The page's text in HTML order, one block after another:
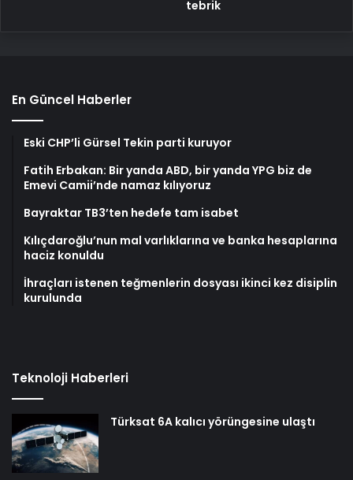
tebrik
En Güncel Haberler
Eski CHP’li Gürsel Tekin parti kuruyor
Fatih Erbakan: Bir yanda ABD, bir yanda YPG biz de
Emevi Camii’nde namaz kılıyoruz
Bayraktar TB3’ten hedefe tam isabet
Kılıçdaroğlu’nun mal varlıklarına ve banka hesaplarına
haciz konuldu
İhraçları istenen teğmenlerin dosyası ikinci kez disiplin
kurulunda
Teknoloji Haberleri
Türksat 6A kalıcı yörüngesine ulaştı